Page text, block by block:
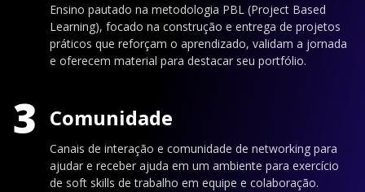
Ensino pautado na metodologia PBL (Project Based
Learning), focado na construção e entrega de projetos
práticos que reforçam o aprendizado, validam a jornada
e oferecem material para destacar seu portfólio.
3 Comunidade
Canais de interação e comunidade de networking para
ajudar e receber ajuda em um ambiente para exercício
de soft skills de trabalho em equipe e colaboração.